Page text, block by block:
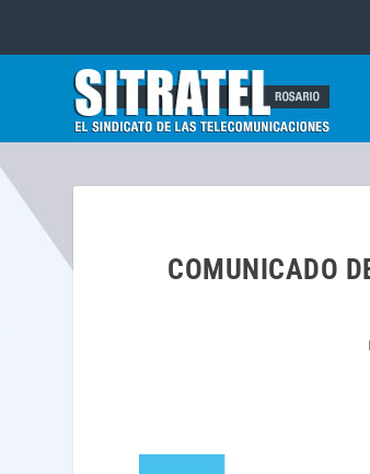
COMUNICADO